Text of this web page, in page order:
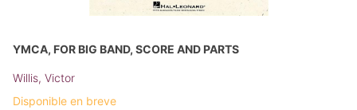
YMCA, FOR BIG BAND, SCORE AND PARTS
Willis, Victor
Disponible en breve